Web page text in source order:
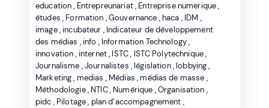
education, Entrepreunariat, Entreprise numerique,
études , Formation ,Gouvernance ,haca , IDM ,
image, incubateur , Indicateur de développement
des médias , info , Information Technology,
innovation , internet, ISTC, ISTC Polytechnique,
Journalisme ,Journalistes ,législation,lobbying,
Marketing, medias , Médias ,médias de masse ,
Méthodologie, NTIC, Numérique ,Organisation ,
pidc , Pilotage, plan d’accompagnement ,